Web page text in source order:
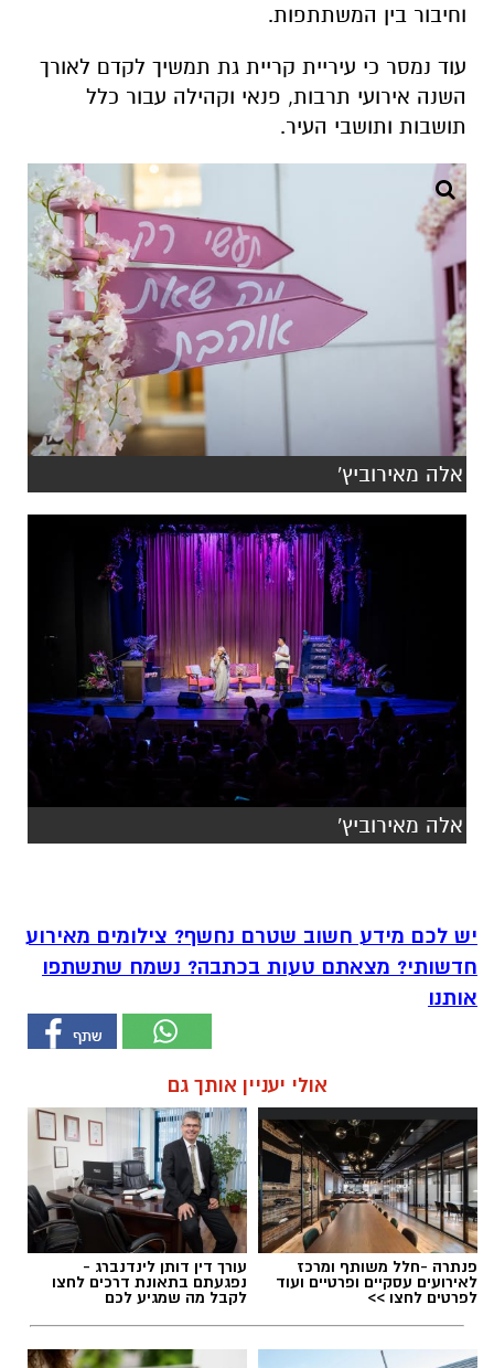
וחיבור בין המשתתפות.
עוד נמסר כי עיריית קריית גת תמשיך לקדם לאורך
השנה אירועי תרבות, פנאי וקהילה עבור כלל
תושבות ותושבי העיר.
אלה מאירוביץ'
אלה מאירוביץ'
יש לכם מידע חשוב שטרם נחשף? צילומים מאירוע
חדשותי? מצאתם טעות בכתבה? נשמח שתשתפו
אותנו
אולי יעניין אותך גם
פנתרה -חלל משותף ומרכז
לאירועים עסקיים ופרטיים ועוד
לפרטים לחצו >>
עורך דין דותן לינדנברג -
נפגעתם בתאונת דרכים לחצו
לקבל מה שמגיע לכם